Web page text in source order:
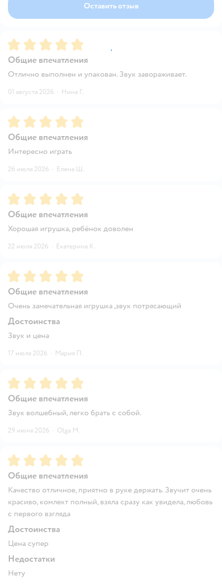
Оставить отзыв
Рейтинг:5
Общие впечатления
Отлично выполнен и упакован. Звук завораживает.
01 августа 2026 · Нина Г.
Рейтинг:5
Общие впечатления
Интересно играть
26 июля 2026 · Елена Ш.
Рейтинг:5
Общие впечатления
Хорошая игрушка, ребёнок доволен
22 июля 2026 · Екатерина K.
Рейтинг:5
Общие впечатления
Очень замечательная игрушка ,звук потрясающий
Достоинства
Звук и цена
17 июля 2026 · Мария П.
Рейтинг:5
Общие впечатления
Звук волшебный, легко брать с собой.
29 июня 2026 · Olga M.
Рейтинг:5
Общие впечатления
Качество отличное, приятно в руке держать. Звучит очень
красиво, комлект полный, взяла сразу как увидела, любовь
с первого взгляда
Достоинства
Цена супер
Недостатки
Нету